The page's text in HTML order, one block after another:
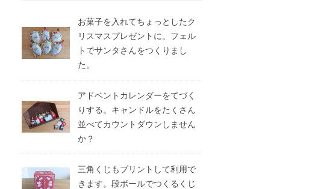
お菓子を入れてちょっとしたク
リスマスプレゼントに。フェル
トでサンタさんをつくりまし
た。
アドベントカレンダーをてづく
りする。キャンドルをたくさん
並べてカウントダウンしません
か？
三角くじもプリントして利用で
きます。段ボールでつくるくじ